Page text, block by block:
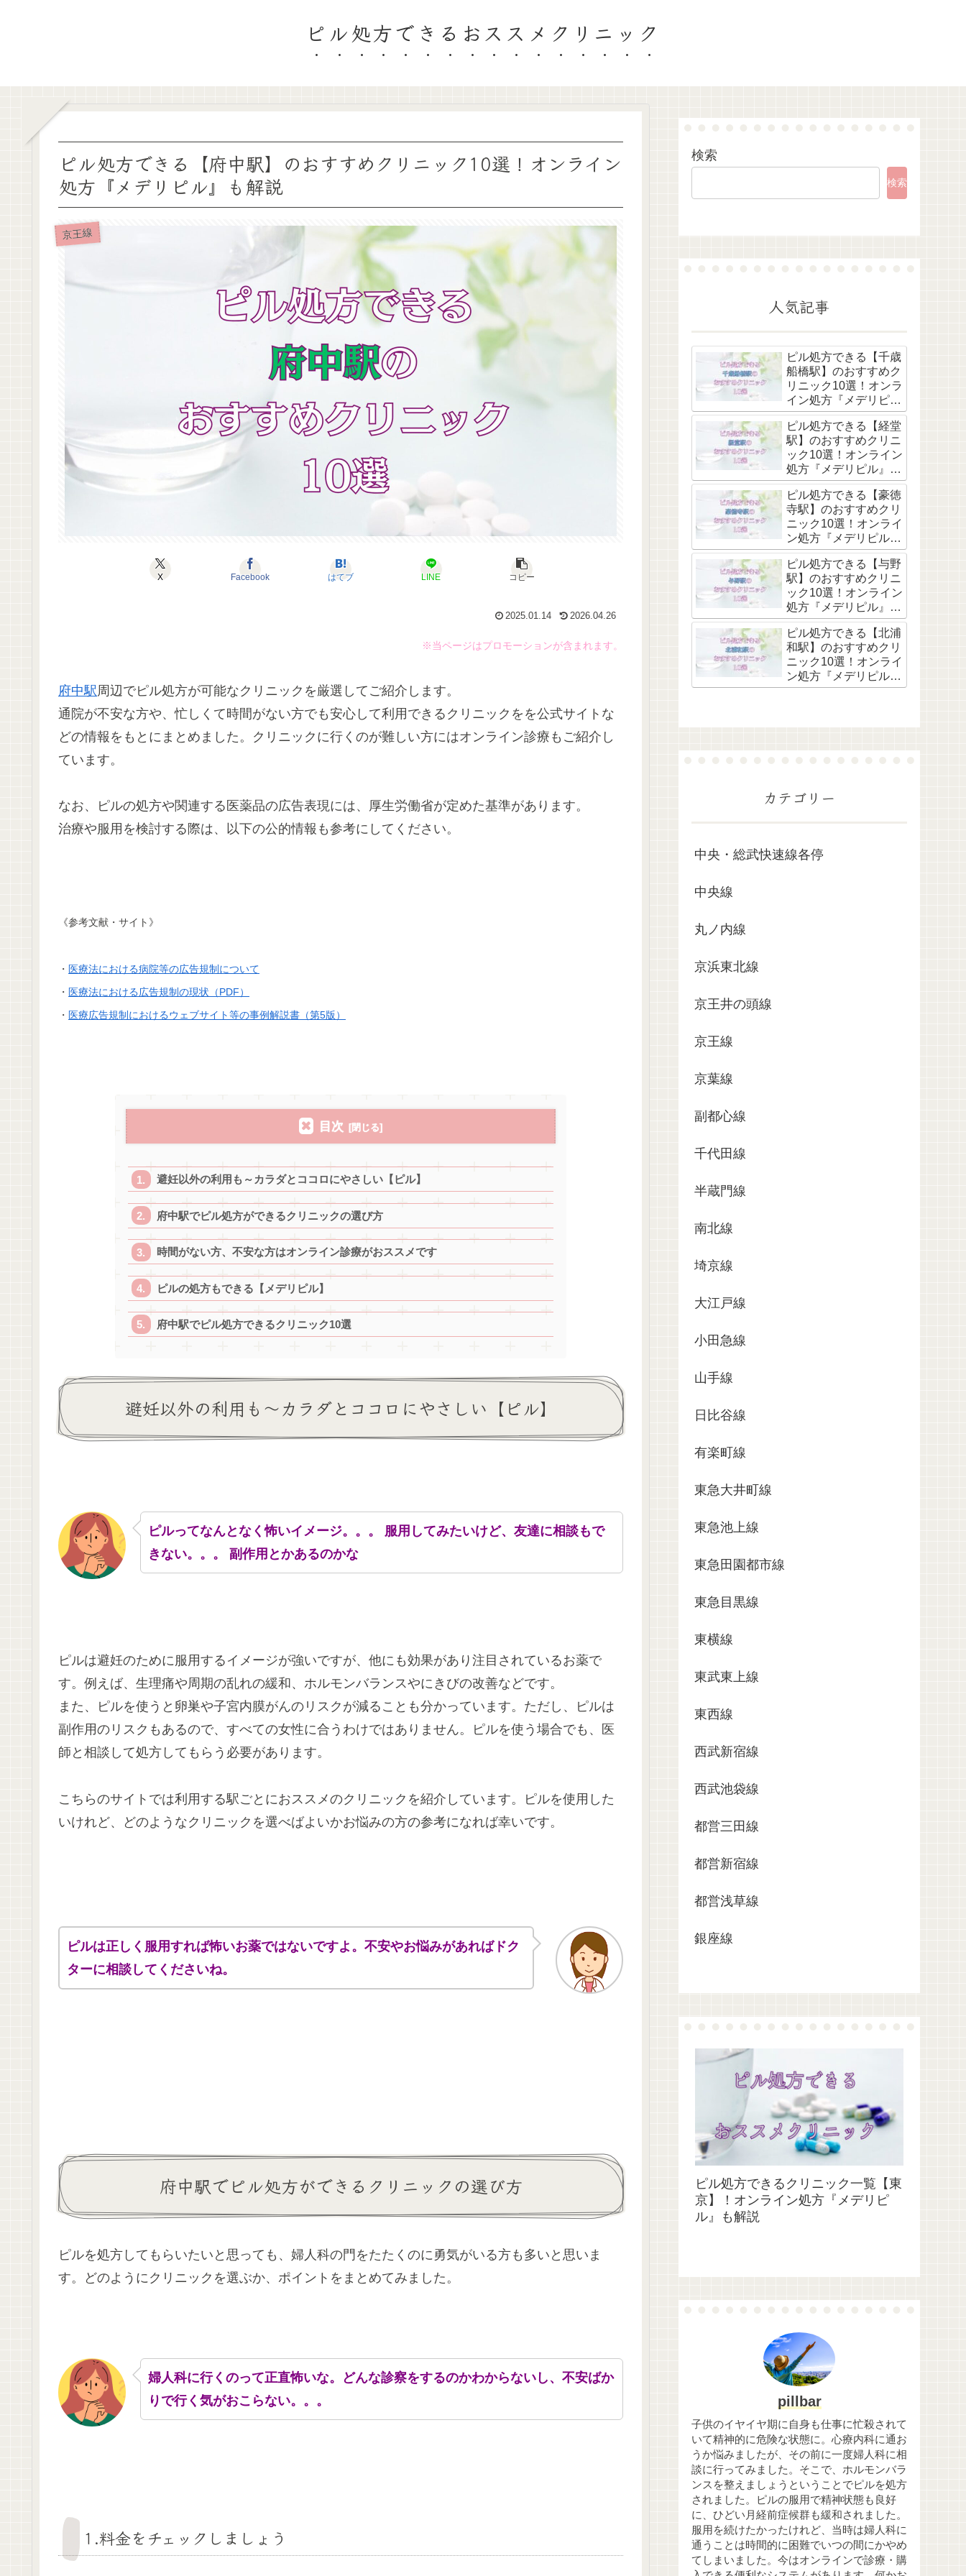
ピル処方できるおススメクリニック
ピル処方できる【府中駅】のおすすめクリニック10選！オンライン
処方『メデリピル』も解説
京王線
X Facebook はてブ LINE コピー
2025.01.14 2026.04.26
※当ページはプロモーションが含まれます。
府中駅 周辺でピル処方が可能なクリニックを厳選してご紹介します。
通院が不安な方や、忙しくて時間がない方でも安心して利用できるクリニックをを公式サイトな
どの情報をもとにまとめました。クリニックに行くのが難しい方にはオンライン診療もご紹介し
ています。
なお、ピルの処方や関連する医薬品の広告表現には、厚生労働省が定めた基準があります。
治療や服用を検討する際は、以下の公的情報も参考にしてください。
《参考文献・サイト》
・ 医療法における病院等の広告規制について
・ 医療法における広告規制の現状（PDF）
・ 医療広告規制におけるウェブサイト等の事例解説書（第5版）
目次
避妊以外の利用も～カラダとココロにやさしい【ピル】
府中駅でピル処方ができるクリニックの選び方
時間がない方、不安な方はオンライン診療がおススメです
ピルの処方もできる【メデリピル】
府中駅でピル処方できるクリニック10選
避妊以外の利用も～カラダとココロにやさしい【ピル】
ピルってなんとなく怖いイメージ。。。 服用してみたいけど、友達に相談もで
きない。。。 副作用とかあるのかな
ピルは避妊のために服用するイメージが強いですが、他にも効果があり注目されているお薬で
す。例えば、生理痛や周期の乱れの緩和、ホルモンバランスやにきびの改善などです。
また、ピルを使うと卵巣や子宮内膜がんのリスクが減ることも分かっています。ただし、ピルは
副作用のリスクもあるので、すべての女性に合うわけではありません。ピルを使う場合でも、医
師と相談して処方してもらう必要があります。
こちらのサイトでは利用する駅ごとにおススメのクリニックを紹介しています。ピルを使用した
いけれど、どのようなクリニックを選べばよいかお悩みの方の参考になれば幸いです。
ピルは正しく服用すれば怖いお薬ではないですよ。不安やお悩みがあればドク
ターに相談してくださいね。
府中駅でピル処方ができるクリニックの選び方
ピルを処方してもらいたいと思っても、婦人科の門をたたくのに勇気がいる方も多いと思いま
す。どのようにクリニックを選ぶか、ポイントをまとめてみました。
婦人科に行くのって正直怖いな。どんな診察をするのかわからないし、不安ばか
りで行く気がおこらない。。。
1.料金をチェックしましょう
検索
検索
人気記事
ピル処方できる【千歳
船橋駅】のおすすめク
リニック10選！オンラ
イン処方『メデリピ
ル』も解説
ピル処方できる【経堂
駅】のおすすめクリニ
ック10選！オンライン
処方『メデリピル』も
解説
ピル処方できる【豪徳
寺駅】のおすすめクリ
ニック10選！オンライ
ン処方『メデリピル』
も解説
ピル処方できる【与野
駅】のおすすめクリニ
ック10選！オンライン
処方『メデリピル』も
解説
ピル処方できる【北浦
和駅】のおすすめクリ
ニック10選！オンライ
ン処方『メデリピル』
も解説
カテゴリー
中央・総武快速線各停
中央線
丸ノ内線
京浜東北線
京王井の頭線
京王線
京葉線
副都心線
千代田線
半蔵門線
南北線
埼京線
大江戸線
小田急線
山手線
日比谷線
有楽町線
東急大井町線
東急池上線
東急田園都市線
東急目黒線
東横線
東武東上線
東西線
西武新宿線
西武池袋線
都営三田線
都営新宿線
都営浅草線
銀座線
ピル処方できるクリニック一覧【東
京】！オンライン処方『メデリピ
ル』も解説
pillbar
子供のイヤイヤ期に自身も仕事に忙殺されて
いて精神的に危険な状態に。心療内科に通お
うか悩みましたが、その前に一度婦人科に相
談に行ってみました。そこで、ホルモンバラ
ンスを整えましょうということでピルを処方
されました。ピルの服用で精神状態も良好
に、ひどい月経前症候群も緩和されました。
服用を続けたかったけれど、当時は婦人科に
通うことは時間的に困難でいつの間にかやめ
てしまいました。今はオンラインで診療・購